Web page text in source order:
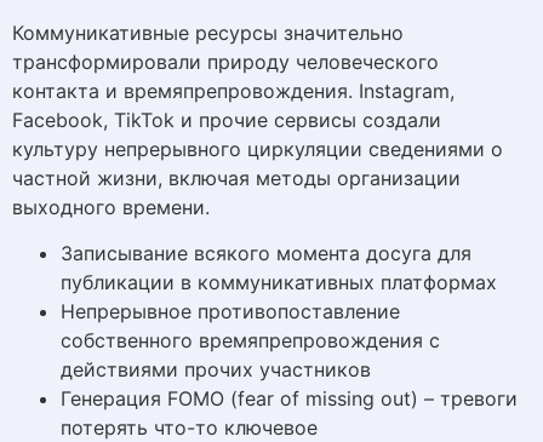
Коммуникативные ресурсы значительно
трансформировали природу человеческого
контакта и времяпрепровождения. Instagram,
Facebook, TikTok и прочие сервисы создали
культуру непрерывного циркуляции сведениями о
частной жизни, включая методы организации
выходного времени.
Записывание всякого момента досуга для
публикации в коммуникативных платформах
Непрерывное противопоставление
собственного времяпрепровождения с
действиями прочих участников
Генерация FOMO (fear of missing out) – тревоги
потерять что-то ключевое